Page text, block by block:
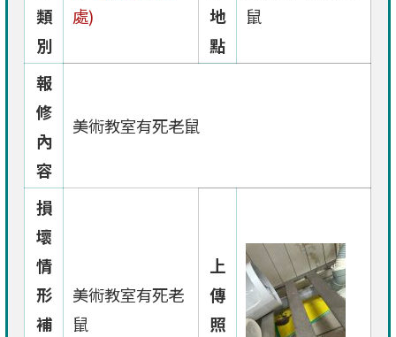
類
別
處)
地
點
鼠
報
修
內
容
美術教室有死老鼠
損
壞
情
形
補
美術教室有死老
鼠
上
傳
照